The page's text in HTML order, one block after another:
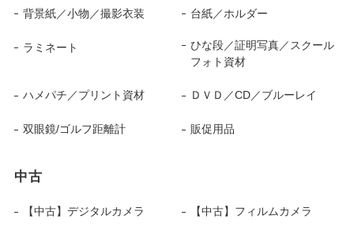
背景紙／小物／撮影衣装 台紙／ホルダー
ラミネート
ひな段／証明写真／スクール
フォト資材
ハメパチ／プリント資材 ＤＶＤ／CD／ブルーレイ
双眼鏡/ゴルフ距離計 販促用品
中古
【中古】デジタルカメラ 【中古】フィルムカメラ